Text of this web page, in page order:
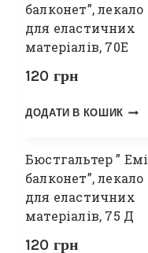
балконет”, лекало
для еластичних
матеріалів, 70Е
120 грн
ДОДАТИ В КОШИК
Бюстгальтер ” Емі
балконет”, лекало
для еластичних
матеріалів, 75 Д
120 грн